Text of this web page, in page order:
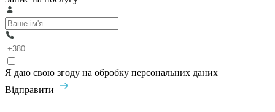
Я даю свою згоду на обробку персональних даних
Відправити